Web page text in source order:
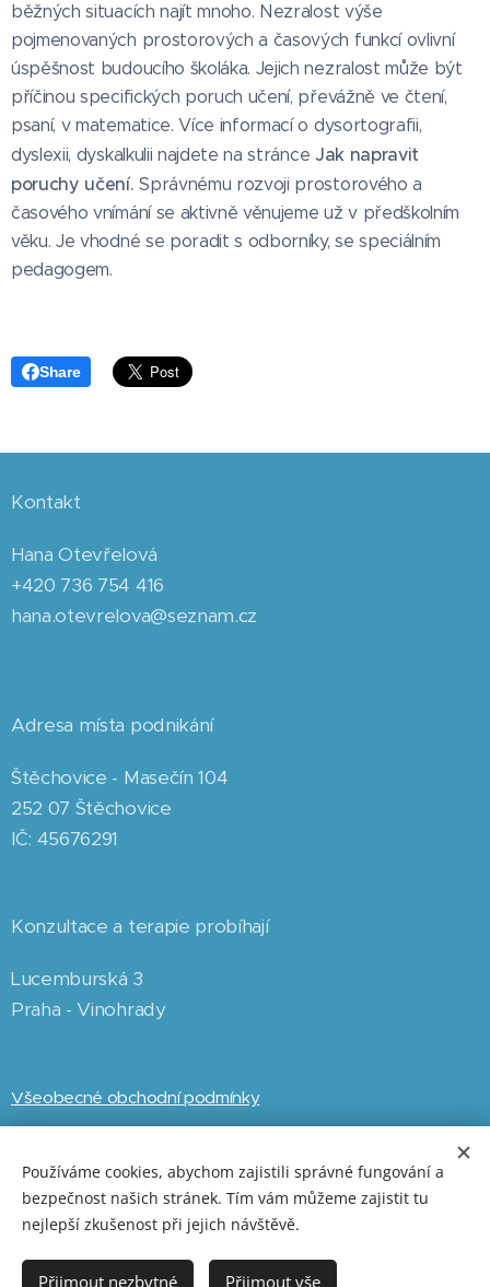
běžných situacích najít mnoho. Nezralost výše
pojmenovaných prostorových a časových funkcí ovlivní
úspěšnost budoucího školáka. Jejich nezralost může být
příčinou specifických poruch učení, převážně ve čtení,
psaní, v matematice. Více informací o dysortografii,
dyslexii, dyskalkulii najdete na stránce Jak napravit
poruchy učení.Správnému rozvoji prostorového a
časového vnímání se aktivně věnujeme už v předškolním
věku. Je vhodné se poradit s odborníky, se speciálním
pedagogem.
Share
Kontakt
Hana Otevřelová
+420 736 754 416
hana.otevrelova@seznam.cz
Adresa místa podnikání
Štěchovice - Masečín 104
252 07 Štěchovice
IČ: 45676291
Konzultace a terapie probíhají
Lucemburská 3
Praha - Vinohrady
Všeobecné obchodní podmínky
Pravidla ochrany soukromí
Používáme cookies, abychom zajistili správné fungování a
bezpečnost našich stránek. Tím vám můžeme zajistit tu
nejlepší zkušenost při jejich návštěvě.
Přijmout nezbytné Přijmout vše